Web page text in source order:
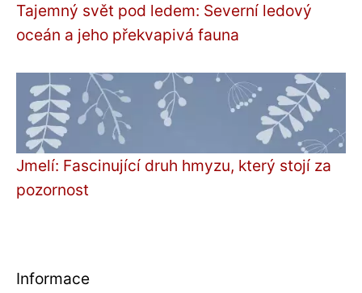
Tajemný svět pod ledem: Severní ledový
oceán a jeho překvapivá fauna
Jmelí: Fascinující druh hmyzu, který stojí za
pozornost
Informace